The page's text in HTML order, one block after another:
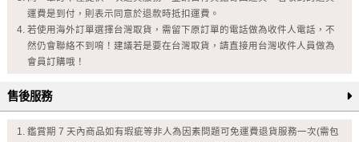
運費是到付，則表示同意於退款時抵扣運費。
若使用海外訂單選擇台灣取貨，需留下原訂單的電話做為收件人電話，不
然仍會聯絡不到唷！建議若是要在台灣取貨，請直接用台灣收件人員做為
會員訂購哦！
售後服務
鑑賞期 7 天內商品如有瑕疵等非人為因素問題可免運費退貨服務一次(需包